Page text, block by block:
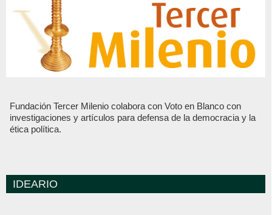
Fundación Tercer Milenio colabora con Voto en Blanco con
investigaciones y artículos para defensa de la democracia y la
ética política.
IDEARIO